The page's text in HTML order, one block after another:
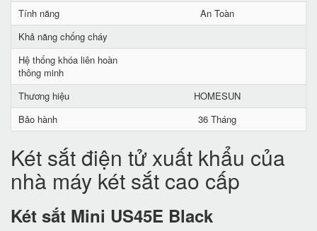
Tính năng
An Toàn
Khả năng chống cháy
Hệ thống khóa liên hoàn
thông minh
Thương hiệu
HOMESUN
Bảo hành
36 Tháng
Két sắt điện tử xuất khẩu của
nhà máy két sắt cao cấp
Két sắt Mini US45E Black